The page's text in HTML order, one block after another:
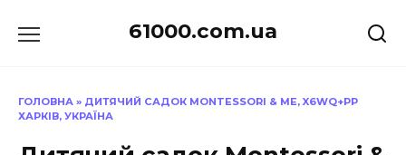
до
61000.com.ua
ГОЛОВНА » ДИТЯЧИЙ САДОК MONTESSORI & ME, X6WQ+PP
ХАРКІВ, УКРАЇНА